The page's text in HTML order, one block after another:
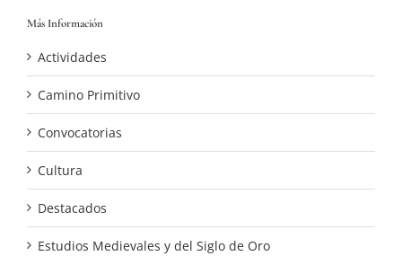
Más Información
Actividades
Camino Primitivo
Convocatorias
Cultura
Destacados
Estudios Medievales y del Siglo de Oro